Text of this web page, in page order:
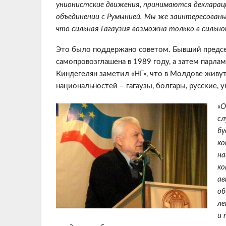
унионистские движения, принимаются
объединении с Румынией. Мы же
что сильная Гагаузия возможна только в
Это было поддержано советом. Бывший
самопровозглашена в 1989 году, а затем
Киндегелян заметил «НГ», что в Молдове
национальностей – гагаузы, болгары, русские,
«
и